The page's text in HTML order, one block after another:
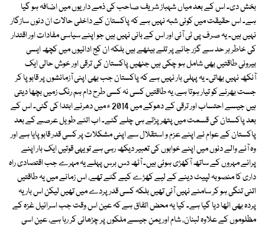
بخش دی۔ اس کے بعد میاں شہباز شریف صاحب کی ذمے داریوں میں اضافہ ہو گیا
ہے۔ اس حقیقت میں کوئی شبہ نہیں ہے کہ پاکستان کے داخلی حالات ان دنوں سازگار
نہیں ہیں۔ یہ صرف پی ٹی آئی اور اس کے بانی نہیں ہیں جو اپنے سیاسی مفادات اور اقتدار
کی خاطر ہر حد سے گزر جانے پر تلے بیٹھے ہیں بلکہ ان کج ادائیوں میں کچھ ایسی
بیرونی طاقتیں بھی شامل ہو چکی ہیں جنھیں پاکستان کی ترقی اور خوش حالی ایک
آنکھ نہیں بھاتی۔ یہ پہلی بار نہیں ہے کہ پاکستان جب بھی اپنی آزمائشوں پر قابو پا کر
جست بھرنے کو تیار ہوتا ہے، یہ طاقتیں کسی نہ کسی طرح دام ہم رنگ زمیں بچھا دیتی
ہیں جیسے احتساب اور ترقی کے دھوکے میں 2014 ء میں دھرنے ابتدا کی گئی۔ اس کے
بعد پاکستان کی قسمت میں پتھر پڑتے ہی چلے گئے۔ اب اتنے طویل عرصے کے بعد
پاکستان کے عوام نے اپنے عزم و استقلال سے اپنی مشکلات پر کسی قدر قابو پایا ہے اور
وہ آنے والے دنوں میں اپنے خوابوں کی تعبیر دیکھ رہی ہے تو یہی قوتیں ایک بار اپنے
پرانے مہروں کے ساتھ آکھڑی ہوئی ہیں۔ آٹھ دس برس پہلے یہ مہرے جب اقتصادی راہ
داری کا منصوبہ لپیٹ دینے کے لیے کھڑے کیے گئے تھے، اس زمانے میں یہ طاقتیں
اتنی تنگی ہو کر سامنے نہیں آئی تھیں بلکہ کسی قدر پردے میں تھیں لیکن اس بار یہ
پردہ بھی اٹھا دیا گیا ہے۔ کیا یہ محض اتفاق ہے کہ عین اس وقت جب اسرائیل غزہ کے
مظلوموں کے علاوہ لبنان، شام اور یمن جیسے ملکوں پر چڑھائی کر رہا ہے، عین اسی